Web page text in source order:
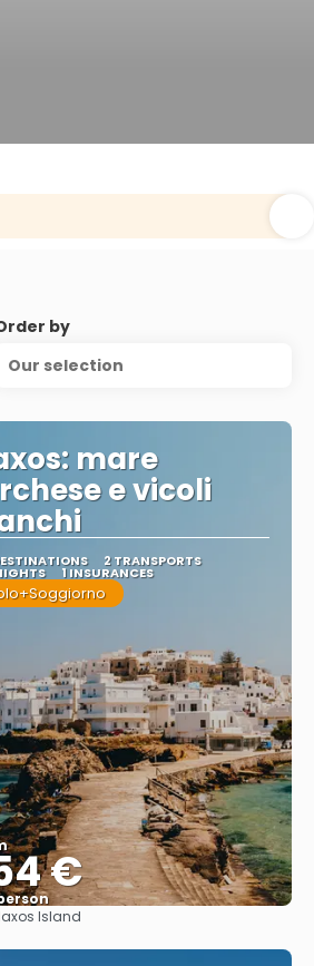
by
Our selection
mare
e vicoli
2 TRANSPORTS
1 INSURANCES
€
Island